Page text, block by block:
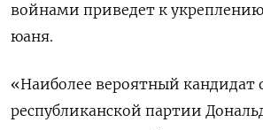
войнами приведет к
юаня.
«Наиболее вероятный кандидат
республиканской партии